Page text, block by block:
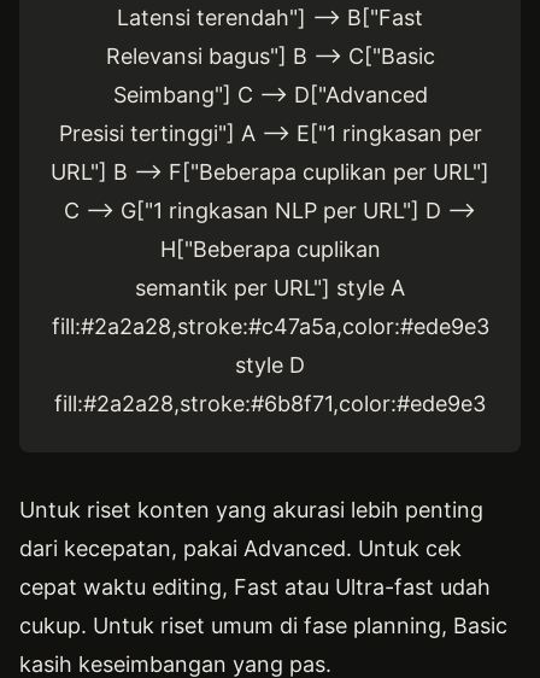
Latensi terendah"] --> B["Fast
Relevansi bagus"] B --> C["Basic
Seimbang"] C --> D["Advanced
Presisi tertinggi"] A --> E["1 ringkasan per
URL"] B --> F["Beberapa cuplikan per URL"]
C --> G["1 ringkasan NLP per URL"] D -->
H["Beberapa cuplikan
semantik per URL"] style A
fill:#2a2a28,stroke:#c47a5a,color:#ede9e3
style D
fill:#2a2a28,stroke:#6b8f71,color:#ede9e3
Untuk riset konten yang akurasi lebih penting
dari kecepatan, pakai Advanced. Untuk cek
cepat waktu editing, Fast atau Ultra-fast udah
cukup. Untuk riset umum di fase planning, Basic
kasih keseimbangan yang pas.